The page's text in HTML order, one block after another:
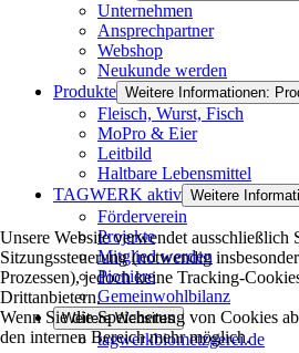
Unternehmen
Ansprechpartner
Webshop
Neukunde werden
Produkte Weitere Informationen:
Fleisch, Wurst, Fisch
MoPro & Eier
Leitbild
Haltbare Lebensmittel
TAGWERK aktiv Weitere
Förderverein
Projekte
Mitglied werden
Pioniere
Gemeinwohlbilanz
Weitere Websites
tagwerkbiometzgerei.de
Unsere Website verwendet ausschließlich
Sitzungssteuerung (notwendig
Prozessen), jedoch keine Tracking-
Drittanbietern.
Wenn Sie die Speicherung von Cookies
den internen Bereich mehr möglich.